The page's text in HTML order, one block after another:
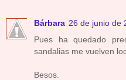
Bárbara 26 de junio de
Pues ha quedado
sandalias me vuelven
Besos.